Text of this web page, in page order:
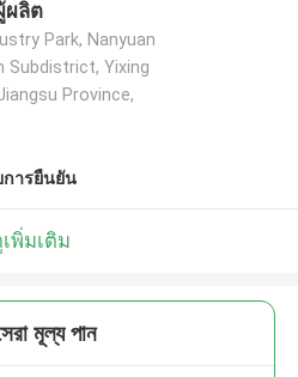
ผลิต
Park, Nanyuan
Subdistrict, Yixing
Province,
การยืนยัน
พิ่มเติม
মূল্য পান